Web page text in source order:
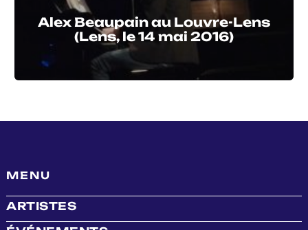
Alex Beaupain au Louvre-Lens
(Lens, le 14 mai 2016)
MENU
ARTISTES